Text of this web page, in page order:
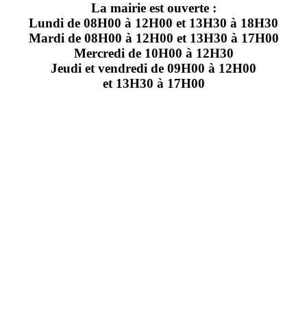
La mairie est ouverte :
Lundi de 08H00 à 12H00 et 13H30 à 18H30
Mardi de 08H00 à 12H00 et 13H30 à 17H00
Mercredi de 10H00 à 12H30
Jeudi et vendredi de 09H00 à 12H00
et 13H30 à 17H00